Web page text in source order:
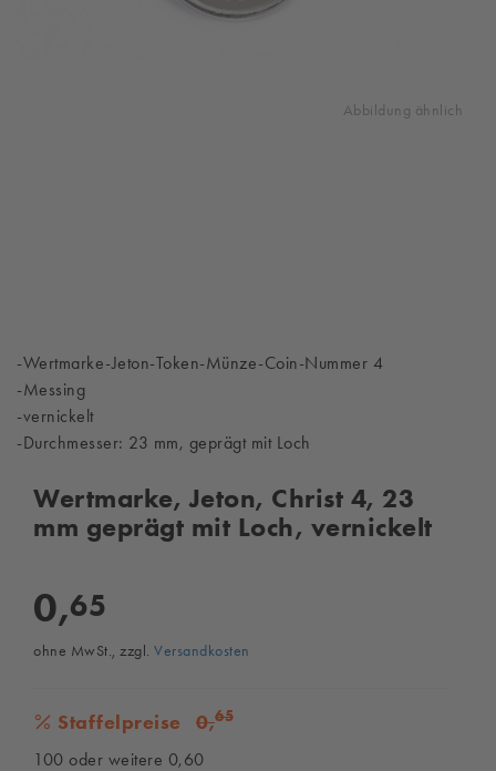
Abbildung ähnlich
-Wertmarke-Jeton-Token-Münze-Coin-Nummer 4
-Messing
-vernickelt
-Durchmesser: 23 mm, geprägt mit Loch
Wertmarke, Jeton, Christ 4, 23
mm geprägt mit Loch, vernickelt
0,65
ohne MwSt., zzgl. Versandkosten
Staffelpreise 0,65
100 oder weitere 0,60